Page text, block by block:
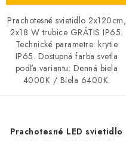
Prachotesné svietidlo 2x120cm,
2x18 W trubice GRÁTIS IP65.
Technické parametre: krytie
IP65. Dostupná farba svetla
podľa variantu: Denná biela
4000K / Biela 6400K.
Prachotesné LED svietidlo